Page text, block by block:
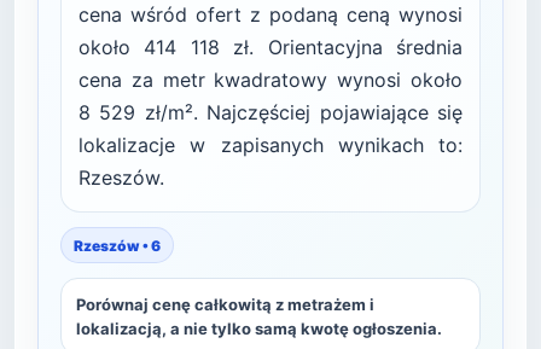
cena wśród ofert z podaną ceną wynosi
około 414 118 zł. Orientacyjna średnia
cena za metr kwadratowy wynosi około
8 529 zł/m². Najczęściej pojawiające się
lokalizacje w zapisanych wynikach to:
Rzeszów.
Rzeszów • 6
Porównaj cenę całkowitą z metrażem i
lokalizacją, a nie tylko samą kwotę ogłoszenia.